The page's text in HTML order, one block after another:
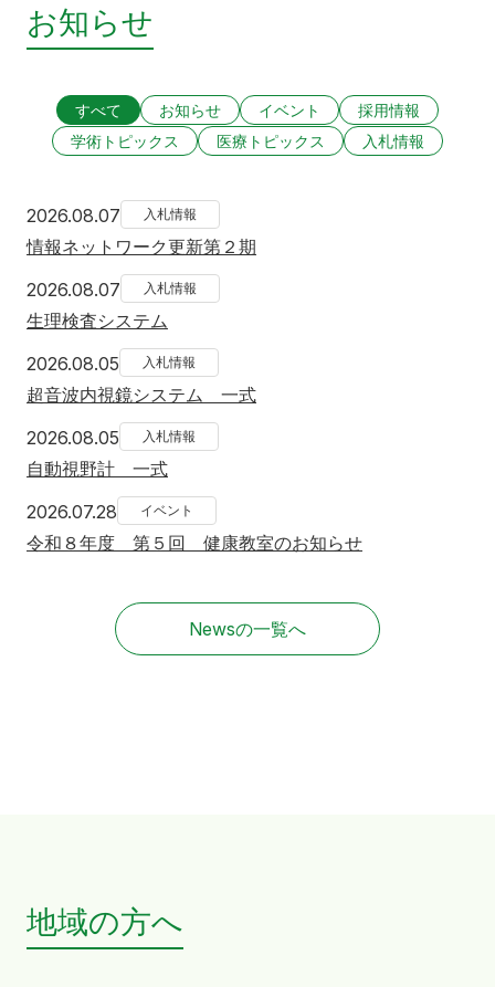
お知らせ
すべて お知らせ イベント
採用情報
学術トピックス
医療トピックス 入札情報
2026.08.07 2026年8月7日
入札情報
情報ネットワーク更新第２期
2026.08.07 2026年8月7日
入札情報
生理検査システム
2026.08.05 2026年8月5日
入札情報
超音波内視鏡システム 一式
2026.08.05 2026年8月5日
入札情報
自動視野計 一式
2026.07.28 2026年7月28日
イベント
令和８年度 第５回 健康教室のお知らせ
Newsの一覧へ
地域の方へ